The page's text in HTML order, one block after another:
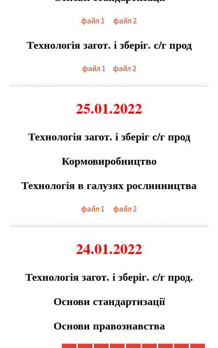
файл 1 файл 2
Технологія загот. і зберіг. с/г прод
файл 1 файл 2
25.01.2022
Технологія загот. і зберіг с/г прод
Кормовиробництво
Технологія в галузях рослинництва
файл 1 файл 2
24.01.2022
Технологія загот. і зберіг. с/г прод.
Основи стандартизації
Основи правознавства